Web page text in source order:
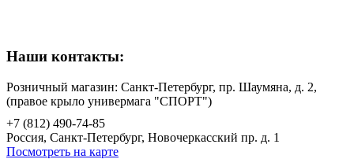
Наши контакты:
Розничный магазин: Санкт-Петербург, пр. Шаумяна, д. 2,
(правое крыло универмага "СПОРТ")
+7 (812) 490-74-85
Россия, Санкт-Петербург, Новочеркасский пр. д. 1
Посмотреть на карте